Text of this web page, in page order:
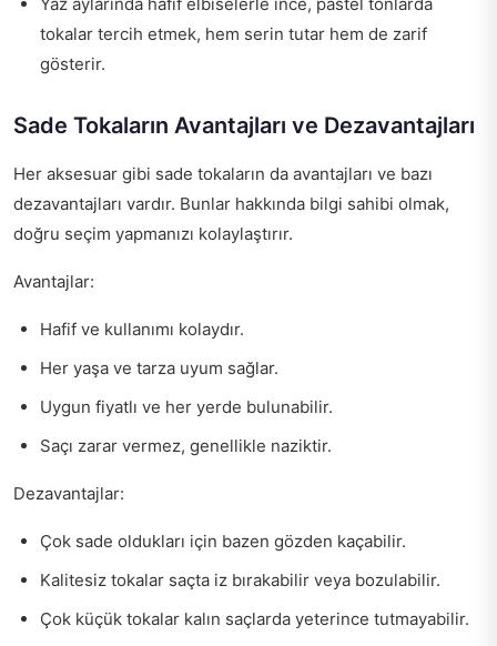
tokalar tercih etmek, hem serin tutar hem de zarif
gösterir.
Sade Tokaların Avantajları ve Dezavantajları
Her aksesuar gibi sade tokaların da avantajları ve bazı
dezavantajları vardır. Bunlar hakkında bilgi sahibi olmak,
doğru seçim yapmanızı kolaylaştırır.
Avantajlar:
Hafif ve kullanımı kolaydır.
Her yaşa ve tarza uyum sağlar.
Uygun fiyatlı ve her yerde bulunabilir.
Saçı zarar vermez, genellikle naziktir.
Dezavantajlar:
Çok sade oldukları için bazen gözden kaçabilir.
Kalitesiz tokalar saçta iz bırakabilir veya bozulabilir.
Çok küçük tokalar kalın saçlarda yeterince tutmayabilir.